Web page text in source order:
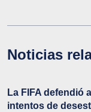
Noticias
La FIFA defendió
intentos de